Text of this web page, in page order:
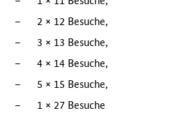
–
2 × 12 Besuche,
–
3 × 13 Besuche,
–
4 × 14 Besuche,
–
5 × 15 Besuche,
–
1 × 27 Besuche